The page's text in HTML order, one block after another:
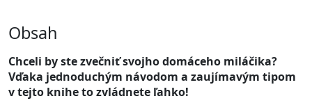
Obsah
Chceli by ste zvečniť svojho domáceho miláčika?
Vďaka jednoduchým návodom a zaujímavým tipom
v tejto knihe to zvládnete ľahko!